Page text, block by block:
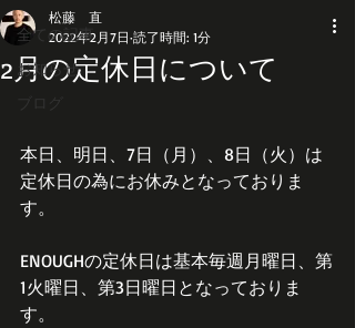
全ての記事
お知らせ
ブログ
2月の定休日について
松藤 直
2022年2月7日 読了時間: 1分
本日、明日、7日（月）、8日（火）は
定休日の為にお休みとなっておりま
す。
ENOUGHの定休日は基本毎週月曜日、第
1火曜日、第3日曜日となっておりま
す。